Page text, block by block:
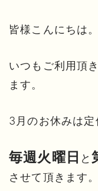
皆様こんにちは。
いつもご利用頂
ます。
3月のお休みは定
毎週火曜日 と
させて頂きます。